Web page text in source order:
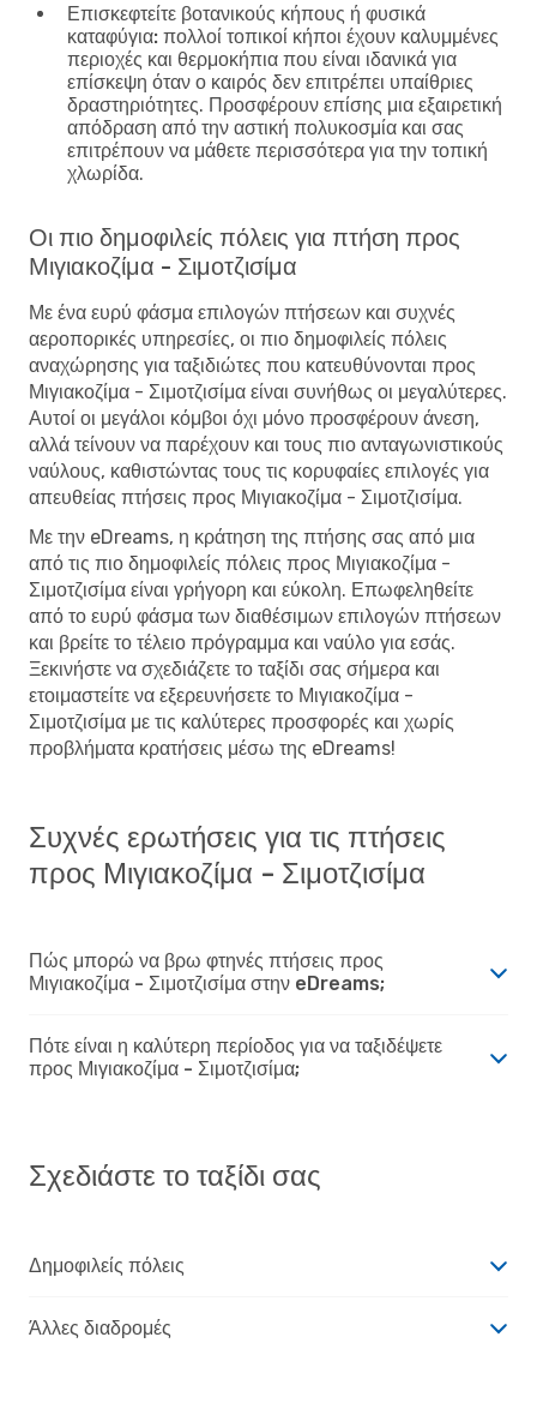
Επισκεφτείτε βοτανικούς κήπους ή φυσικά
καταφύγια: πολλοί τοπικοί κήποι έχουν καλυμμένες
περιοχές και θερμοκήπια που είναι ιδανικά για
επίσκεψη όταν ο καιρός δεν επιτρέπει υπαίθριες
δραστηριότητες. Προσφέρουν επίσης μια εξαιρετική
απόδραση από την αστική πολυκοσμία και σας
επιτρέπουν να μάθετε περισσότερα για την τοπική
χλωρίδα.
Οι πιο δημοφιλείς πόλεις για πτήση προς
Μιγιακοζίμα - Σιμοτζισίμα
Με ένα ευρύ φάσμα επιλογών πτήσεων και συχνές
αεροπορικές υπηρεσίες, οι πιο δημοφιλείς πόλεις
αναχώρησης για ταξιδιώτες που κατευθύνονται προς
Μιγιακοζίμα - Σιμοτζισίμα είναι συνήθως οι μεγαλύτερες.
Αυτοί οι μεγάλοι κόμβοι όχι μόνο προσφέρουν άνεση,
αλλά τείνουν να παρέχουν και τους πιο ανταγωνιστικούς
ναύλους, καθιστώντας τους τις κορυφαίες επιλογές για
απευθείας πτήσεις προς Μιγιακοζίμα - Σιμοτζισίμα.
Με την eDreams, η κράτηση της πτήσης σας από μια
από τις πιο δημοφιλείς πόλεις προς Μιγιακοζίμα -
Σιμοτζισίμα είναι γρήγορη και εύκολη. Επωφεληθείτε
από το ευρύ φάσμα των διαθέσιμων επιλογών πτήσεων
και βρείτε το τέλειο πρόγραμμα και ναύλο για εσάς.
Ξεκινήστε να σχεδιάζετε το ταξίδι σας σήμερα και
ετοιμαστείτε να εξερευνήσετε το Μιγιακοζίμα -
Σιμοτζισίμα με τις καλύτερες προσφορές και χωρίς
προβλήματα κρατήσεις μέσω της eDreams!
Συχνές ερωτήσεις για τις πτήσεις
προς Μιγιακοζίμα - Σιμοτζισίμα
Πώς μπορώ να βρω φτηνές πτήσεις προς
Μιγιακοζίμα - Σιμοτζισίμα στην eDreams;
Πότε είναι η καλύτερη περίοδος για να ταξιδέψετε
προς Μιγιακοζίμα - Σιμοτζισίμα;
Σχεδιάστε το ταξίδι σας
Δημοφιλείς πόλεις
Άλλες διαδρομές